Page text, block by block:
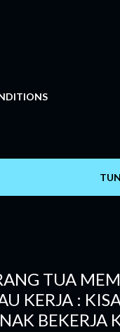
TUA
KERJA :
BEKERJA